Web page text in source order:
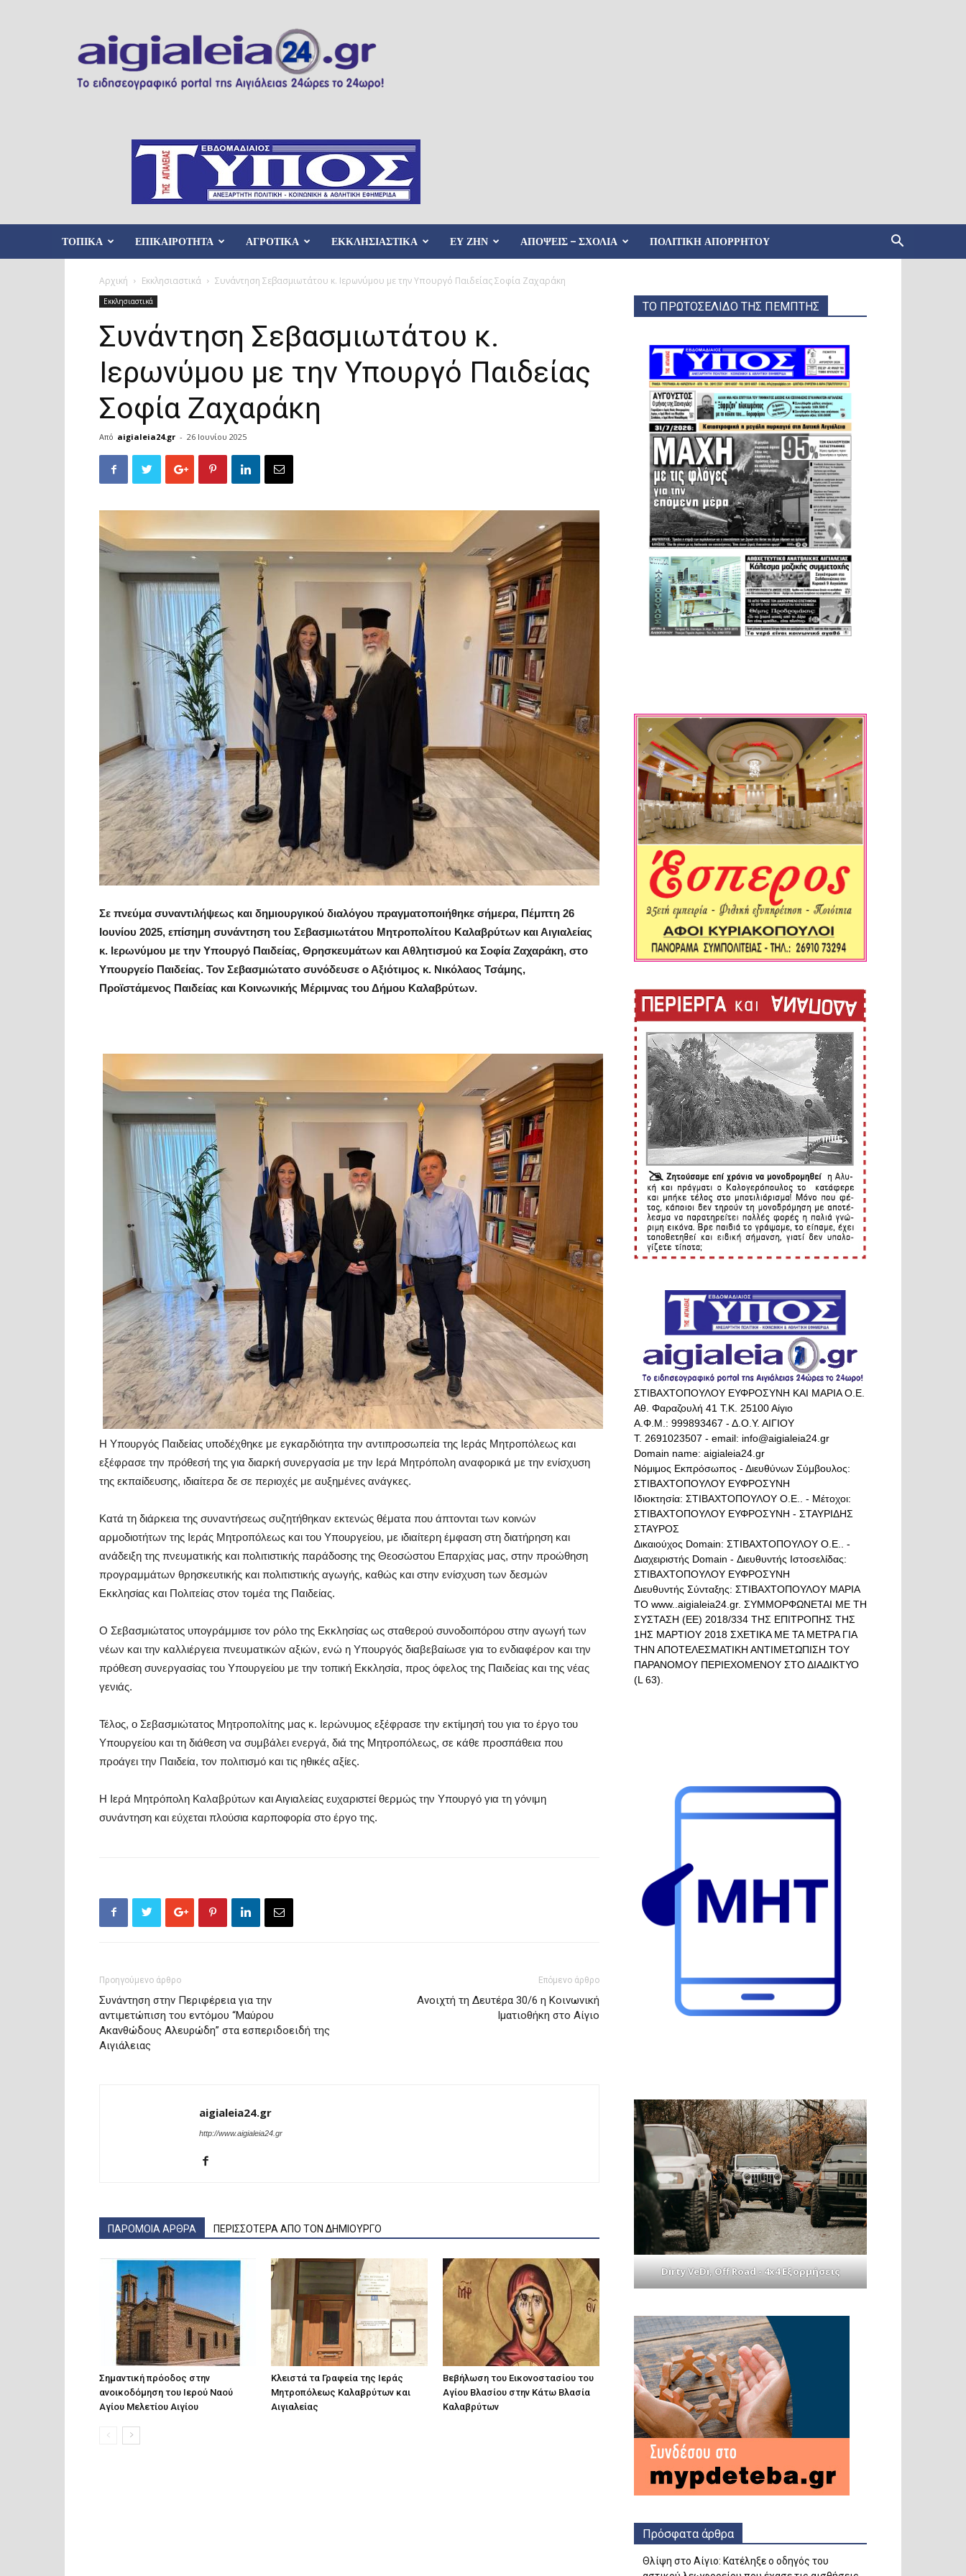
ΤΟΠΙΚΑ ΕΠΙΚΑΙΡΟΤΗΤΑ ΑΓΡΟΤΙΚΑ ΕΚΚΛΗΣΙΑΣΤΙΚΑ ΕΥ ΖΗΝ ΑΠΟΨΕΙΣ – ΣΧΟΛΙΑ ΠΟΛΙΤΙΚΉ ΑΠΟΡΡΉΤΟΥ
Αρχική Εκκλησιαστικά Συνάντηση Σεβασμιωτάτου κ. Ιερωνύμου με την Υπουργό Παιδείας Σοφία Ζαχαράκη
Εκκλησιαστικά
Συνάντηση Σεβασμιωτάτου κ.
Ιερωνύμου με την Υπουργό Παιδείας
Σοφία Ζαχαράκη
Από aigialeia24.gr - 26 Ιουνίου 2025
Σε πνεύμα συναντιλήψεως και δημιουργικού διαλόγου πραγματοποιήθηκε σήμερα, Πέμπτη 26
Ιουνίου 2025, επίσημη συνάντηση του Σεβασμιωτάτου Μητροπολίτου Καλαβρύτων και Αιγιαλείας
κ. Ιερωνύμου με την Υπουργό Παιδείας, Θρησκευμάτων και Αθλητισμού κα Σοφία Ζαχαράκη, στο
Υπουργείο Παιδείας. Τον Σεβασμιώτατο συνόδευσε ο Αξιότιμος κ. Νικόλαος Τσάμης,
Προϊστάμενος Παιδείας και Κοινωνικής Μέριμνας του Δήμου Καλαβρύτων.
Η Υπουργός Παιδείας υποδέχθηκε με εγκαρδιότητα την αντιπροσωπεία της Ιεράς Μητροπόλεως και
εξέφρασε την πρόθεσή της για διαρκή συνεργασία με την Ιερά Μητρόπολη αναφορικά με την ενίσχυση
της εκπαίδευσης, ιδιαίτερα δε σε περιοχές με αυξημένες ανάγκες.
Κατά τη διάρκεια της συναντήσεως συζητήθηκαν εκτενώς θέματα που άπτονται των κοινών
αρμοδιοτήτων της Ιεράς Μητροπόλεως και του Υπουργείου, με ιδιαίτερη έμφαση στη διατήρηση και
ανάδειξη της πνευματικής και πολιτιστικής παράδοσης της Θεοσώστου Επαρχίας μας, στην προώθηση
προγραμμάτων θρησκευτικής και πολιτιστικής αγωγής, καθώς και στην ενίσχυση των δεσμών
Εκκλησίας και Πολιτείας στον τομέα της Παιδείας.
Ο Σεβασμιώτατος υπογράμμισε τον ρόλο της Εκκλησίας ως σταθερού συνοδοιπόρου στην αγωγή των
νέων και την καλλιέργεια πνευματικών αξιών, ενώ η Υπουργός διαβεβαίωσε για το ενδιαφέρον και την
πρόθεση συνεργασίας του Υπουργείου με την τοπική Εκκλησία, προς όφελος της Παιδείας και της νέας
γενιάς.
Τέλος, ο Σεβασμιώτατος Μητροπολίτης μας κ. Ιερώνυμος εξέφρασε την εκτίμησή του για το έργο του
Υπουργείου και τη διάθεση να συμβάλει ενεργά, διά της Μητροπόλεως, σε κάθε προσπάθεια που
προάγει την Παιδεία, τον πολιτισμό και τις ηθικές αξίες.
Η Ιερά Μητρόπολη Καλαβρύτων και Αιγιαλείας ευχαριστεί θερμώς την Υπουργό για τη γόνιμη
συνάντηση και εύχεται πλούσια καρποφορία στο έργο της.
Προηγούμενο άρθρο
Συνάντηση στην Περιφέρεια για την
αντιμετώπιση του εντόμου “Μαύρου
Ακανθώδους Αλευρώδη” στα εσπεριδοειδή της
Αιγιάλειας
Επόμενο άρθρο
Ανοιχτή τη Δευτέρα 30/6 η Κοινωνική
Ιματιοθήκη στο Αίγιο
aigialeia24.gr
http://www.aigialeia24.gr
ΠΑΡΟΜΟΙΑ ΑΡΘΡΑ ΠΕΡΙΣΣΟΤΕΡΑ ΑΠΟ ΤΟΝ ΔΗΜΙΟΥΡΓΟ
Σημαντική πρόοδος στην
ανοικοδόμηση του Ιερού Ναού
Αγίου Μελετίου Αιγίου
Κλειστά τα Γραφεία της Ιεράς
Μητροπόλεως Καλαβρύτων και
Αιγιαλείας
Βεβήλωση του Εικονοστασίου του
Αγίου Βλασίου στην Κάτω Βλασία
Καλαβρύτων
ΤΟ ΠΡΩΤΟΣΕΛΙΔΟ ΤΗΣ ΠΕΜΠΤΗΣ
ΣΤΙΒΑΧΤΟΠΟΥΛΟΥ ΕΥΦΡΟΣΥΝΗ ΚΑΙ ΜΑΡΙΑ Ο.Ε.
Αθ. Φαραζουλή 41 Τ.Κ. 25100 Αίγιο
Α.Φ.Μ.: 999893467 - Δ.Ο.Υ. ΑΙΓΙΟΥ
Τ. 2691023507 - email: info@aigialeia24.gr
Domain name: aigialeia24.gr
Νόμιμος Εκπρόσωπος - Διευθύνων Σύμβουλος:
ΣΤΙΒΑΧΤΟΠΟΥΛΟΥ ΕΥΦΡΟΣΥΝΗ
Ιδιοκτησία: ΣΤΙΒΑΧΤΟΠΟΥΛΟΥ Ο.Ε.. - Μέτοχοι:
ΣΤΙΒΑΧΤΟΠΟΥΛΟΥ ΕΥΦΡΟΣΥΝΗ - ΣΤΑΥΡΙΔΗΣ
ΣΤΑΥΡΟΣ
Δικαιούχος Domain: ΣΤΙΒΑΧΤΟΠΟΥΛΟΥ Ο.Ε.. -
Διαχειριστής Domain - Διευθυντής Ιστοσελίδας:
ΣΤΙΒΑΧΤΟΠΟΥΛΟΥ ΕΥΦΡΟΣΥΝΗ
Διευθυντής Σύνταξης: ΣΤΙΒΑΧΤΟΠΟΥΛΟΥ ΜΑΡΙΑ
ΤΟ www..aigialeia24.gr. ΣΥΜΜΟΡΦΩΝΕΤΑΙ ΜΕ ΤΗ
ΣΥΣΤΑΣΗ (ΕΕ) 2018/334 ΤΗΣ ΕΠΙΤΡΟΠΗΣ ΤΗΣ
1ΗΣ ΜΑΡΤΙΟΥ 2018 ΣΧΕΤΙΚΑ ΜΕ ΤΑ ΜΕΤΡΑ ΓΙΑ
ΤΗΝ ΑΠΟΤΕΛΕΣΜΑΤΙΚΗ ΑΝΤΙΜΕΤΩΠΙΣΗ ΤΟΥ
ΠΑΡΑΝΟΜΟΥ ΠΕΡΙΕΧΟΜΕΝΟΥ ΣΤΟ ΔΙΑΔΙΚΤΥΟ
(L 63).
Dirty VeDi, Off Road - 4x4 Εξορμήσεις
Πρόσφατα άρθρα
Θλίψη στο Αίγιο: Κατέληξε ο οδηγός του